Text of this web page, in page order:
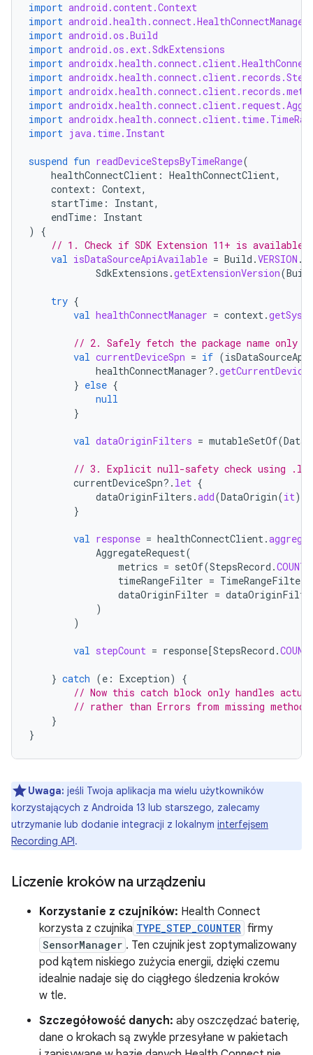
import android.content.Context
import android.health.connect.HealthConnectManager
import android.os.Build
import android.os.ext.SdkExtensions
import
import
import
import
import
import java.time.Instant
suspend fun readDeviceStepsByTimeRange(
healthConnectClient : HealthConnectClient,
context : Context,
startTime : Instant,
endTime :
Instant
)
{
// 1. Check if SDK Extension 11+ is available
val isDataSourceApiAvailable = Build .VERSION .
SdkExtensions .getExtensionVersion(
try {
val healthConnectManager = context.
// 2. Safely fetch the package name only
val currentDeviceSpn = if (
healthConnectManager?.
} else {
null
}
val dataOriginFilters = mutableSetOf(
// 3. Explicit null-safety check using .let
currentDeviceSpn?. let {
dataOriginFilters .add(DataOrigin(it))
}
val response = healthConnectClient.
AggregateRequest(
metrics = setOf(StepsRecord .
timeRangeFilter = TimeRangeFilter
dataOriginFilter =
)
)
val stepCount = response[StepsRecord .
} catch (e : Exception)
{
// Now this catch block only handles
// rather than Errors from missing
}
}
Uwaga: jeśli Twoja aplikacja ma wielu użytkowników
korzystających z Androida 13 lub starszego, zalecamy
utrzymanie lub dodanie integracji z lokalnym interfejsem
Recording API.
Liczenie kroków na urządzeniu
Korzystanie z czujników: Health Connect
korzysta z czujnika TYPE_STEP_COUNTER firmy
SensorManager . Ten czujnik jest zoptymalizowany
pod kątem niskiego zużycia energii, dzięki czemu
idealnie nadaje się do ciągłego śledzenia kroków
w tle.
Szczegółowość danych: aby oszczędzać baterię,
dane o krokach są zwykle przesyłane w pakietach